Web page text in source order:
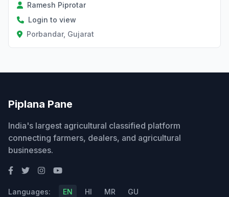
Ramesh Piprotar
Login to view
Porbandar, Gujarat
Piplana Pane
India's largest agricultural classified platform
connecting farmers, dealers, and agricultural
businesses.
Languages: EN HI MR GU